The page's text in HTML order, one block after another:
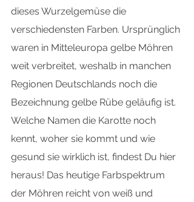
dieses Wurzelgemüse die
verschiedensten Farben. Ursprünglich
waren in Mitteleuropa gelbe Möhren
weit verbreitet, weshalb in manchen
Regionen Deutschlands noch die
Bezeichnung gelbe Rübe geläufig ist.
Welche Namen die Karotte noch
kennt, woher sie kommt und wie
gesund sie wirklich ist, findest Du hier
heraus! Das heutige Farbspektrum
der Möhren reicht von weiß und